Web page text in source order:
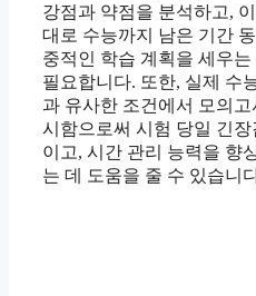
강점과 약점을 분석하고,
대로 수능까지 남은 기간
중적인 학습 계획을 세우는
필요합니다. 또한, 실제 수
과 유사한 조건에서 모의고
시함으로써 시험 당일 긴장
이고, 시간 관리 능력을 향
는 데 도움을 줄 수 있습니